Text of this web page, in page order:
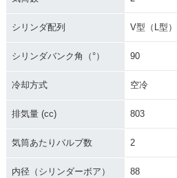
シリンダ配列 V型（L型）
シリンダバンク角（°） 90
冷却方式 空冷
排気量 (cc) 803
気筒あたりバルブ数 2
内径（シリンダーボア）
88